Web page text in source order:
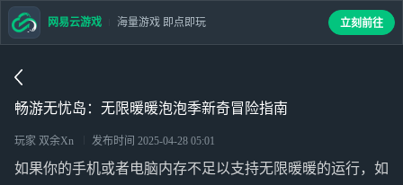
畅游无忧岛：无限暖暖泡泡季新奇冒险指南
玩家 双余Xn 发布时间 2025-04-28 05:01
如果你的手机或者电脑内存不足以支持无限暖暖的运行，如
网易云游戏 海量游戏 即点即玩 立刻前往